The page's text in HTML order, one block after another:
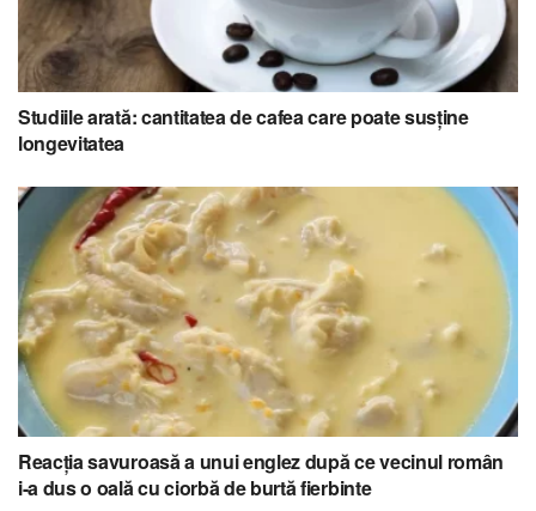
Studiile arată: cantitatea de cafea care poate susține
longevitatea
Reacția savuroasă a unui englez după ce vecinul român
i-a dus o oală cu ciorbă de burtă fierbinte